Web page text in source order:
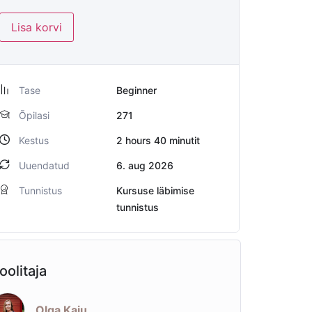
Lisa korvi
Tase Beginner
Õpilasi 271
Kestus 2 hours 40 minutit
Uuendatud 6. aug 2026
Tunnistus
Kursuse läbimise
tunnistus